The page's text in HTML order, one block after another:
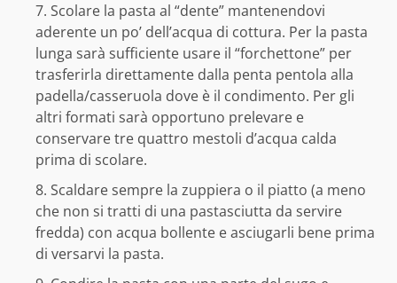
Scolare la pasta al “dente” mantenendovi
aderente un po’ dell’acqua di cottura. Per la pasta
lunga sarà sufficiente usare il “forchettone” per
trasferirla direttamente dalla penta pentola alla
padella/casseruola dove è il condimento. Per gli
altri formati sarà opportuno prelevare e
conservare tre quattro mestoli d’acqua calda
prima di scolare.
Scaldare sempre la zuppiera o il piatto (a meno
che non si tratti di una pastasciutta da servire
fredda) con acqua bollente e asciugarli bene prima
di versarvi la pasta.